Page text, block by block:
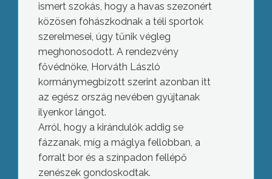
ismert szokás, hogy a havas szezonért
közösen fohászkodnak a téli sportok
szerelmesei, úgy tűnik végleg
meghonosodott. A rendezvény
fővédnöke, Horváth László
kormánymegbízott szerint azonban itt
az egész ország nevében gyújtanak
ilyenkor lángot.
Arról, hogy a kirándulók addig se
fázzanak, míg a máglya fellobban, a
forralt bor és a színpadon fellépő
zenészek gondoskodtak.